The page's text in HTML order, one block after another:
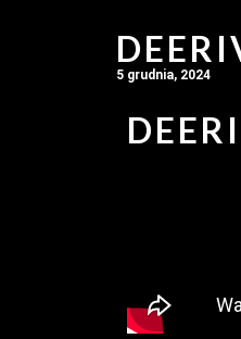
5 grudnia, 2024